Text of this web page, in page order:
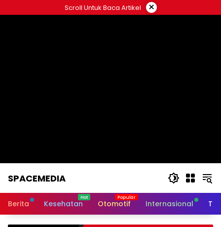
to
Scroll Untuk Baca Artikel ×
SPACEMEDIA
Berita Kesehatan Otomotif Internasional